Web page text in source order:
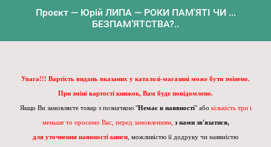
Проєкт — Юрій ЛИПА — РОКИ ПАМ'ЯТІ ЧИ ...
БЕЗПАМ’ЯТСТВА?..
Увага!!! Вартість видань вказаних у каталозі-магазині може бути змінено.
При зміні вартості книжок, Вам буде повідомлено.
Якщо Ви замовляєте товар з позначкою "Немає в наявності" або кількість три і
меньше то просимо Вас, перед замовленням, з нами зв'язатися,
для уточнення наявності книги , можливістю її додруку чи наявністю